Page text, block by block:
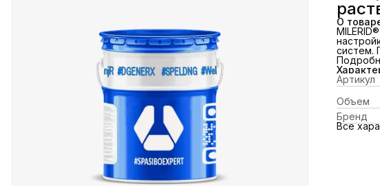
О
систем.
полимер
задачи.
Артикул
Объем
Бренд
Все